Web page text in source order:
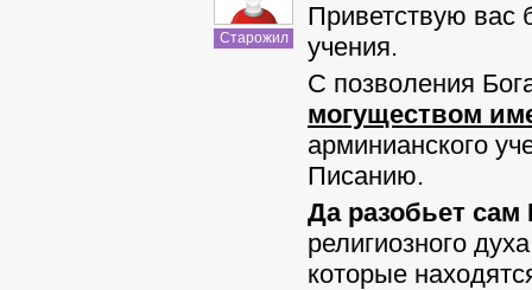
Старожил
Приветствую вас
учения.
С позволения
могуществом
арминианского
Писанию.
Да разобьет сам
религиозного
которые